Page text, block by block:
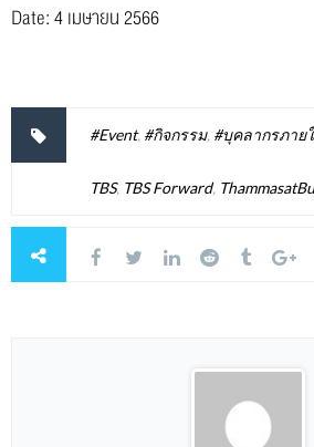
Date: 4 เมษายน 2566
#Event, #กิจกรรม, #บุคลากรภาย
TBS, TBS Forward,